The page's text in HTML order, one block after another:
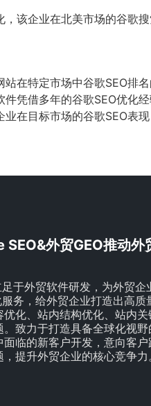
该企业在北美市场的谷歌
站在特定市场中谷歌SEO排
件凭借多年的谷歌SEO优化
在目标市场的谷歌SEO表
外贸GEO推动外
于外贸软件研发，为外贸企
务，给外贸企业打造出高质
化、站内结构优化、站内
致力于打造具备全球化视
临的新客户开发，意向客
提升外贸企业的核心竞争力